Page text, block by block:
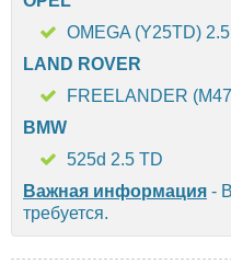
OMEGA (Y25TD) 2.5
LAND ROVER
FREELANDER
BMW
525d 2.5 TD
Важная информация -
требуется.